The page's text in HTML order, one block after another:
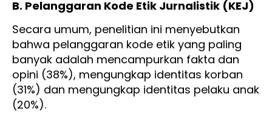
B. Pelanggaran Kode Etik Jurnalistik (KEJ)
Secara umum, penelitian ini menyebutkan
bahwa pelanggaran kode etik yang paling
banyak adalah mencampurkan fakta dan
opini (38%), mengungkap identitas korban
(31%) dan mengungkap identitas pelaku anak
(20%).